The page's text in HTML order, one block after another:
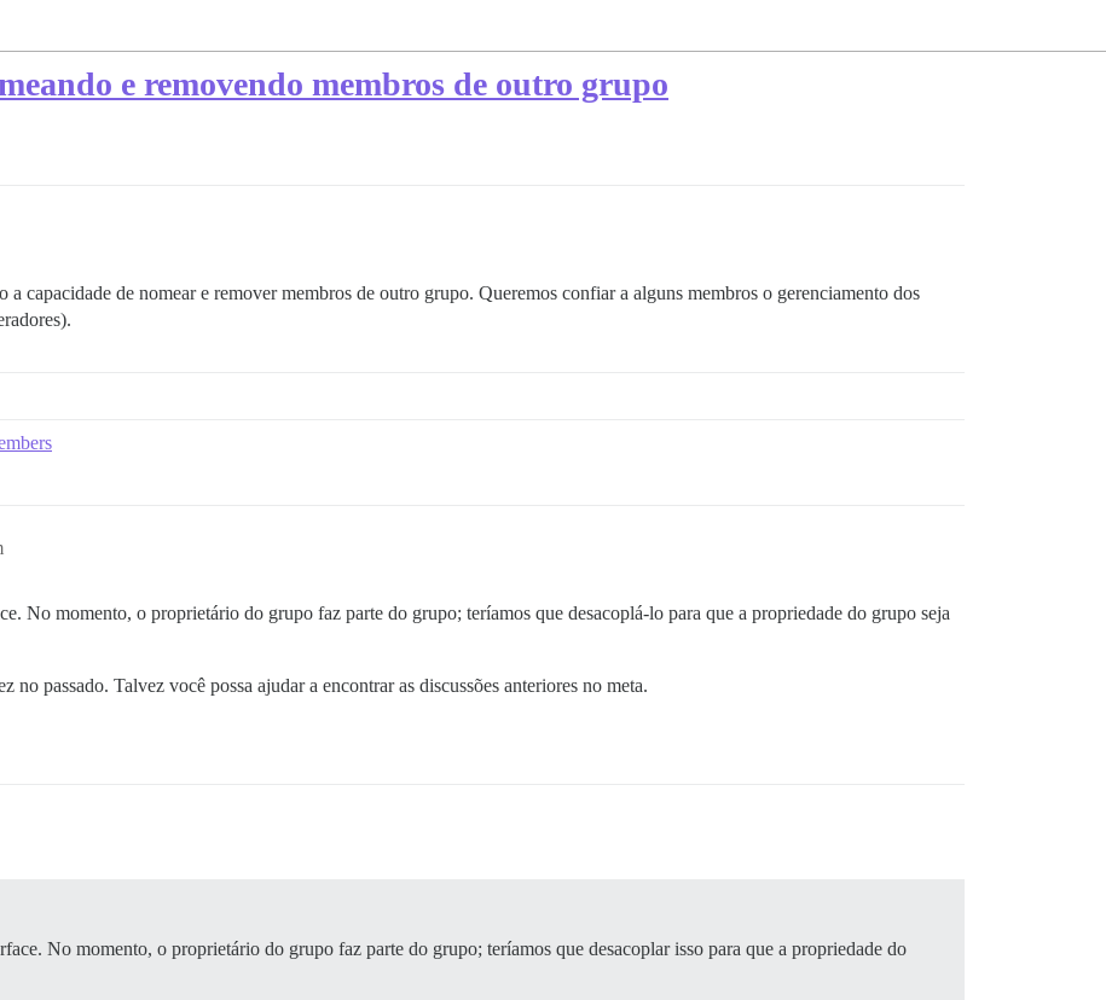
e removendo membros de outro grupo
a capacidade de nomear e remover membros de outro grupo. Queremos confiar a alguns membros o gerenciamento dos
No momento, o proprietário do grupo faz parte do grupo; teríamos que desacoplá-lo para que a propriedade do grupo seja
no passado. Talvez você possa ajudar a encontrar as discussões anteriores no meta.
No momento, o proprietário do grupo faz parte do grupo; teríamos que desacoplar isso para que a propriedade do